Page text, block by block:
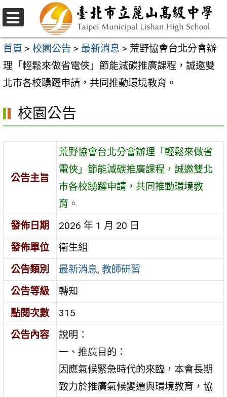
跳
至
主
要
內
區
選
單
首頁 > 校園公告 > 最新消息 > 荒野協會台北分會辦
理「輕鬆來做省電俠」節能減碳推廣課程，誠邀雙
北市各校踴躍申請，共同推動環境教育。
校園公告
公告主旨
荒野協會台北分會辦理「輕鬆來做省
電俠」節能減碳推廣課程，誠邀雙北
市各校踴躍申請，共同推動環境教
育。
發佈日期
2026 年 1 月 20 日
發佈單位
衛生組
公告類別
最新消息,教師研習
公告等級
轉知
點閱次數
315
公告內容
說明：
一、推廣目的：
因應氣候緊急時代的來臨，本會長期
致力於推廣氣候變遷與環境教育，協